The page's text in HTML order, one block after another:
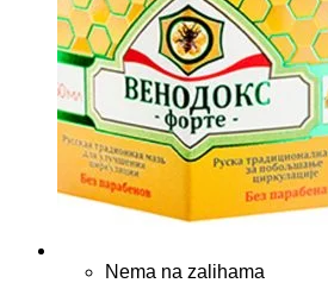
Nema na zalihama